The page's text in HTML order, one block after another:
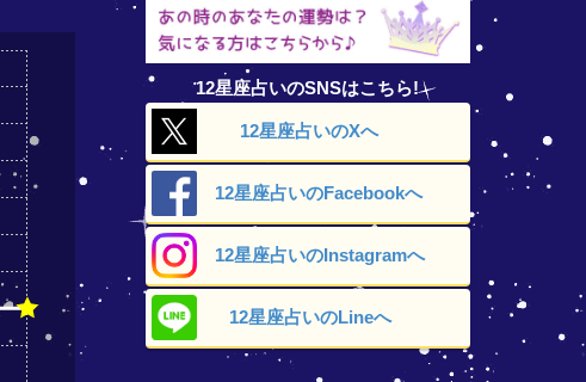
12星座占いのSNSはこちら!
12星座占いのXへ
12星座占いのFacebookへ
12星座占いのInstagramへ
12星座占いのLineへ